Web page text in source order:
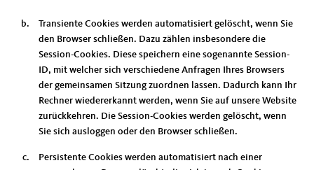
Transiente Cookies werden automatisiert gelöscht, wenn Sie
den Browser schließen. Dazu zählen insbesondere die
Session-Cookies. Diese speichern eine sogenannte Session-
ID, mit welcher sich verschiedene Anfragen Ihres Browsers
der gemeinsamen Sitzung zuordnen lassen. Dadurch kann Ihr
Rechner wiedererkannt werden, wenn Sie auf unsere Website
zurückkehren. Die Session-Cookies werden gelöscht, wenn
Sie sich ausloggen oder den Browser schließen.
Persistente Cookies werden automatisiert nach einer